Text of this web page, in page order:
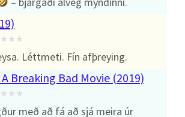
Léttmeti. Fín afþreying.
Breaking Bad Movie (2019)
með að fá að sjá meira úr